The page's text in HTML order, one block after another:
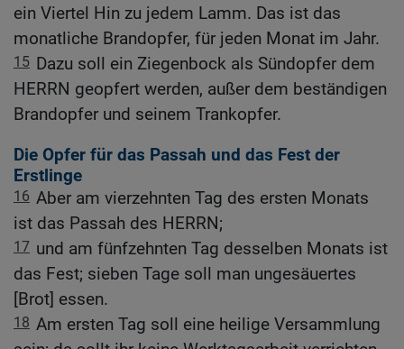
ein Viertel Hin zu jedem Lamm. Das ist das
monatliche Brandopfer, für jeden Monat im Jahr.
15 Dazu soll ein Ziegenbock als Sündopfer dem
HERRN geopfert werden, außer dem beständigen
Brandopfer und seinem Trankopfer.
Die Opfer für das Passah und das Fest der
Erstlinge
16 Aber am vierzehnten Tag des ersten Monats
ist das Passah des HERRN;
17 und am fünfzehnten Tag desselben Monats ist
das Fest; sieben Tage soll man ungesäuertes
[Brot] essen.
18 Am ersten Tag soll eine heilige Versammlung